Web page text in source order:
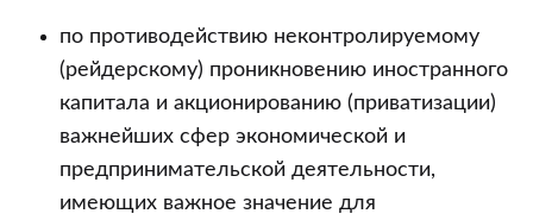
по противодействию неконтролируемому
(рейдерскому) проникновению иностранного
капитала и акционированию (приватизации)
важнейших сфер экономической и
предпринимательской деятельности,
имеющих важное значение для